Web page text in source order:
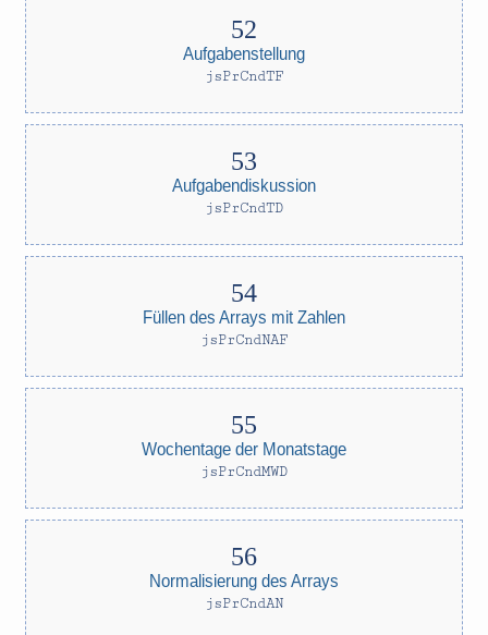
Aufgabenstellung
jsPrCndTF
Aufgabendiskussion
jsPrCndTD
Füllen des Arrays mit Zahlen
jsPrCndNAF
Wochentage der Monatstage
jsPrCndMWD
Normalisierung des Arrays
jsPrCndAN